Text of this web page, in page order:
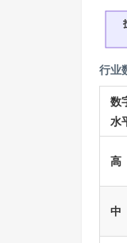
行业
数
水
高
中